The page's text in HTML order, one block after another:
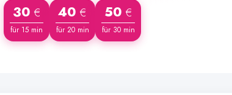
30 €
für 15 min
40 €
für 20 min
50 €
für 30 min